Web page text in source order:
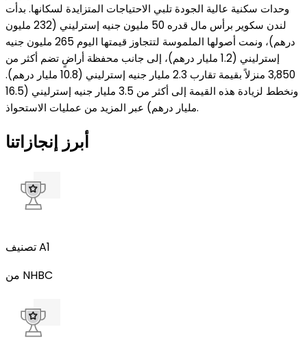
وحدات سكنية عالية الجودة تلبي الاحتياجات المتزايدة لسكانها. بدأت
لندن سكوير برأس مال قدره 50 مليون جنيه إسترليني (232 مليون
درهم)، ونمت أصولها الملموسة لتتجاوز قيمتها اليوم 265 مليون جنيه
إسترليني (1.2 مليار درهم)، إلى جانب محفظة أراضٍ تضم أكثر من
3,850 منزلاً بقيمة تقارب 2.3 مليار جنيه إسترليني (10.8 مليار درهم).
ونخطط لزيادة هذه القيمة إلى أكثر من 3.5 مليار جنيه إسترليني (16.5
مليار درهم) عبر المزيد من عمليات الاستحواذ.
أبرز إنجازاتنا
تصنيف A1
من NHBC